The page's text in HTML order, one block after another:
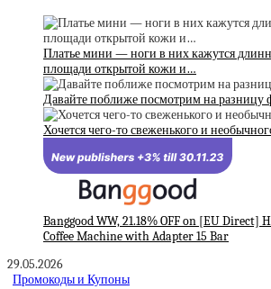
Платье мини — ноги в них кажутся
площади открытой кожи и…
Давайте поближе посмотрим на разницу
Хочется чего-то свеженького и
Banggood WW, 21.18% OFF on [EU Direct]
Coffee Machine with Adapter 15 Bar
29.05.2026
Промокоды и Купоны